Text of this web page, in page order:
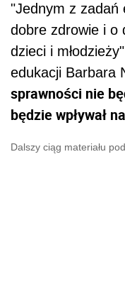
"Jednym z zadań
dobre zdrowie i o
dzieci i
edukacji Barbara
sprawności nie
będzie wpływał
Dalszy ciąg materiału